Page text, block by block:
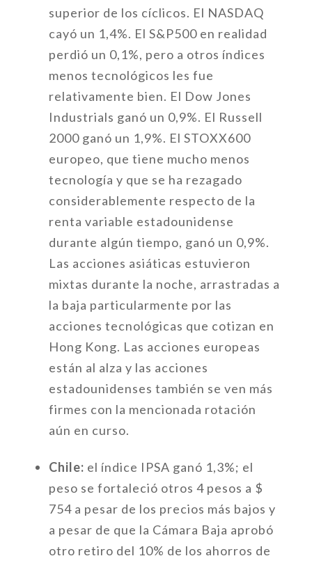
superior de los cíclicos. El NASDAQ
cayó un 1,4%. El S&P500 en realidad
perdió un 0,1%, pero a otros índices
menos tecnológicos les fue
relativamente bien. El Dow Jones
Industrials ganó un 0,9%. El Russell
2000 ganó un 1,9%. El STOXX600
europeo, que tiene mucho menos
tecnología y que se ha rezagado
considerablemente respecto de la
renta variable estadounidense
durante algún tiempo, ganó un 0,9%.
Las acciones asiáticas estuvieron
mixtas durante la noche, arrastradas a
la baja particularmente por las
acciones tecnológicas que cotizan en
Hong Kong. Las acciones europeas
están al alza y las acciones
estadounidenses también se ven más
firmes con la mencionada rotación
aún en curso.
Chile: el índice IPSA ganó 1,3%; el
peso se fortaleció otros 4 pesos a $
754 a pesar de los precios más bajos y
a pesar de que la Cámara Baja aprobó
otro retiro del 10% de los ahorros de